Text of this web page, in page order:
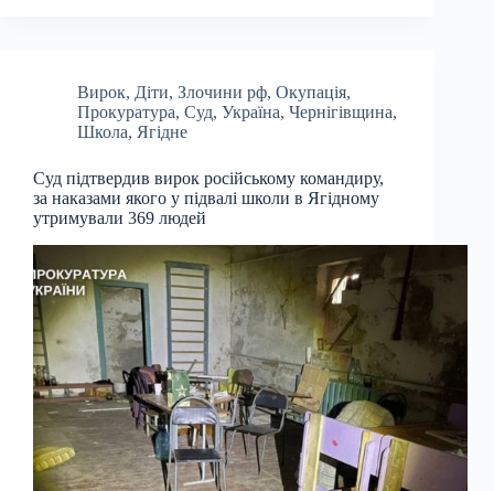
Вирок, Діти, Злочини рф, Окупація,
Прокуратура, Суд, Україна, Чернігівщина,
Школа, Ягідне
Суд підтвердив вирок російському командиру,
за наказами якого у підвалі школи в Ягідному
утримували 369 людей